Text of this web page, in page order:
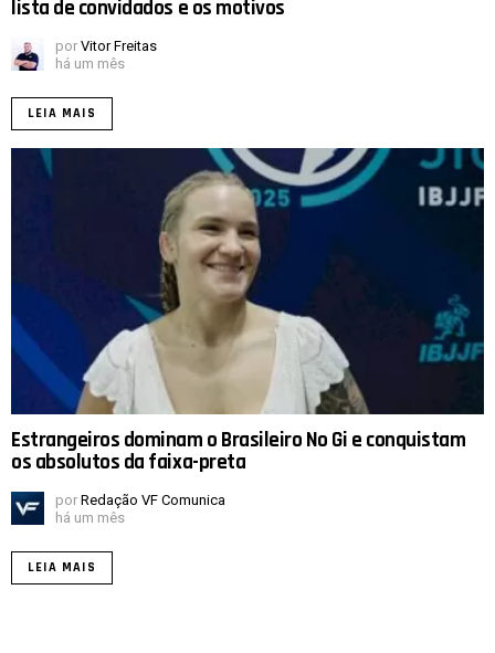
lista de convidados e os motivos
por Vitor Freitas
há um mês
LEIA MAIS
Estrangeiros dominam o Brasileiro No Gi e conquistam
os absolutos da faixa-preta
por Redação VF Comunica
há um mês
LEIA MAIS